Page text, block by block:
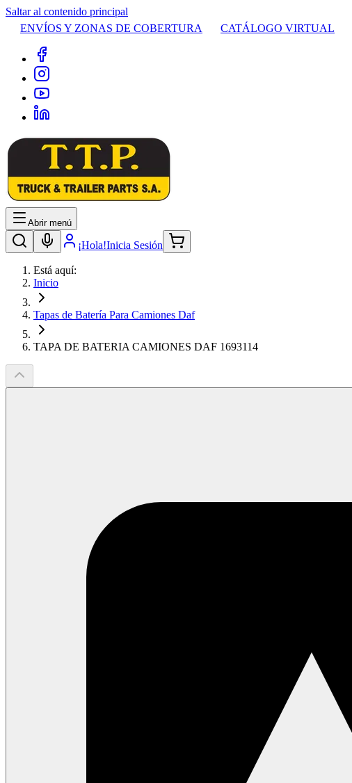
Saltar al contenido principal
ENVÍOS Y ZONAS DE COBERTURA
CATÁLOGO VIRTUAL
Abrir menú
¡Hola!Inicia Sesión
Está aquí:
Inicio
Tapas de Batería Para Camiones Daf
TAPA DE BATERIA CAMIONES DAF 1693114